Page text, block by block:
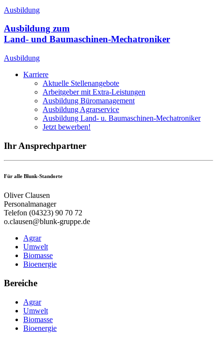
Ausbildung
Ausbildung zum
Land- und Baumaschinen-Mechatroniker
Ausbildung
Karriere
Aktuelle Stellenangebote
Arbeitgeber mit Extra-Leistungen
Ausbildung Büromanagement
Ausbildung Agrarservice
Ausbildung Land- u. Baumaschinen-Mechatroniker
Jetzt bewerben!
Ihr Ansprechpartner
Für alle Blunk-Standorte
Oliver Clausen
Personalmanager
Telefon (04323) 90 70 72
o.clausen@blunk-gruppe.de
Agrar
Umwelt
Biomasse
Bioenergie
Bereiche
Agrar
Umwelt
Biomasse
Bioenergie